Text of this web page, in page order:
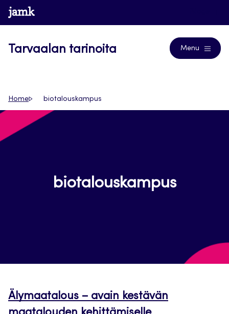
Siirry
suoraan
www.jamk.fi
Tarvaalan tarinoita Menu
Home biotalouskampus
biotalouskampus
Älymaatalous – avain kestävän